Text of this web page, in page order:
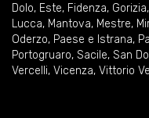
Dolo, Este, Fidenza, Gorizia,
Lucca, Mantova, Mestre,
Oderzo, Paese e Istrana,
Portogruaro, Sacile, San
Vercelli, Vicenza, Vittorio